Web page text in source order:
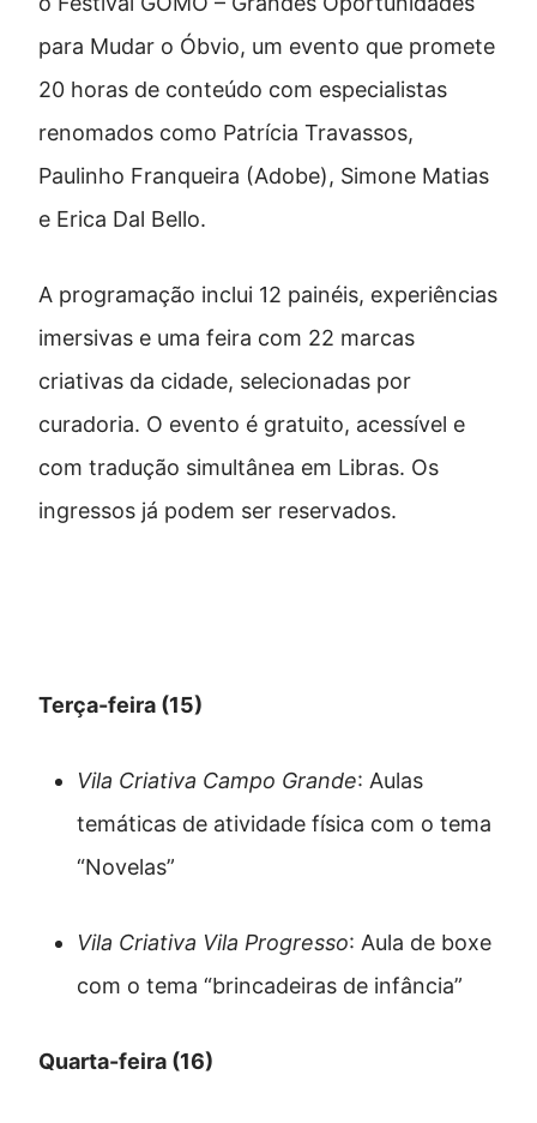
para Mudar o Óbvio, um evento que promete
20 horas de conteúdo com especialistas
renomados como Patrícia Travassos,
Paulinho Franqueira (Adobe), Simone Matias
e Erica Dal Bello.
A programação inclui 12 painéis, experiências
imersivas e uma feira com 22 marcas
criativas da cidade, selecionadas por
curadoria. O evento é gratuito, acessível e
com tradução simultânea em Libras. Os
ingressos já podem ser reservados.
Terça-feira (15)
Vila Criativa Campo Grande: Aulas
temáticas de atividade física com o tema
“Novelas”
Vila Criativa Vila Progresso: Aula de boxe
com o tema “brincadeiras de infância”
Quarta-feira (16)